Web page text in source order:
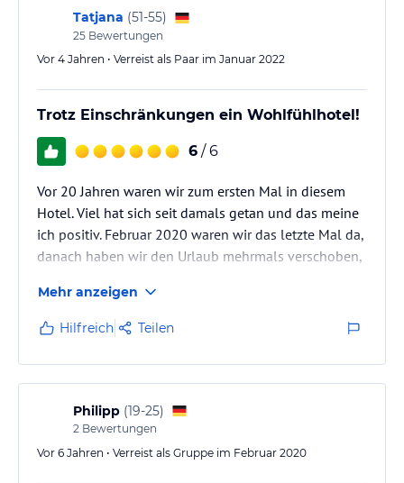
Tatjana (51-55)
25 Bewertungen
Vor 4 Jahren • Verreist als Paar im Januar 2022
Trotz Einschränkungen ein Wohlfühlhotel!
6 / 6
Vor 20 Jahren waren wir zum ersten Mal in diesem
Hotel. Viel hat sich seit damals getan und das meine
ich positiv. Februar 2020 waren wir das letzte Mal da,
danach haben wir den Urlaub mehrmals verschoben,
zufrieden! Natürlich konnten wir nicht an die Bar, die
Corona Bestimmungen gaben es dieses mal nicht
her! Trotzdem versteht man es in diesem Hotel, dass
sich alle Gäste wohlfühlen und nichts vermissen. Das
Essen war wie immer bestens, sternewürdig kann
man sagen,…
Mehr anzeigen
Hilfreich Teilen
Philipp (19-25)
2 Bewertungen
Vor 6 Jahren • Verreist als Gruppe im Februar 2020